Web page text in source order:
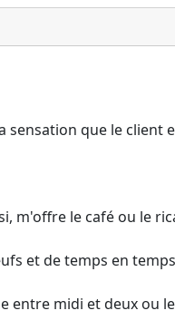
que le client
m'offre le café ou le
et de temps en
entre midi et deux ou